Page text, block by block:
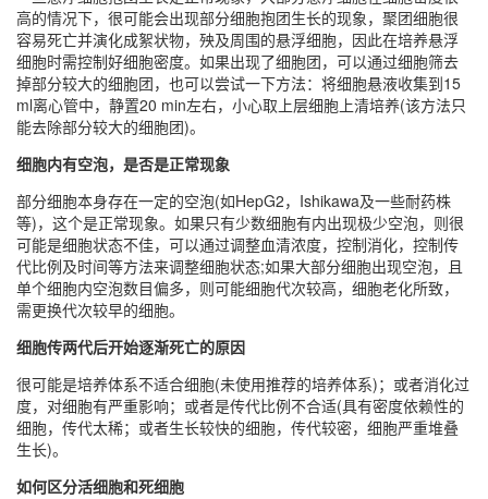
高的情况下，很可能会出现部分细胞抱团生长的现象，聚团细胞很
容易死亡并演化成絮状物，殃及周围的悬浮细胞，因此在培养悬浮
细胞时需控制好细胞密度。如果出现了细胞团，可以通过细胞筛去
掉部分较大的细胞团，也可以尝试一下方法：将细胞悬液收集到15
ml离心管中，静置20 min左右，小心取上层细胞上清培养(该方法只
能去除部分较大的细胞团)。
细胞内有空泡，是否是正常现象
部分细胞本身存在一定的空泡(如HepG2，Ishikawa及一些耐药株
等)，这个是正常现象。如果只有少数细胞有内出现极少空泡，则很
可能是细胞状态不佳，可以通过调整血清浓度，控制消化，控制传
代比例及时间等方法来调整细胞状态;如果大部分细胞出现空泡，且
单个细胞内空泡数目偏多，则可能细胞代次较高，细胞老化所致，
需更换代次较早的细胞。
细胞传两代后开始逐渐死亡的原因
很可能是培养体系不适合细胞(未使用推荐的培养体系)；或者消化过
度，对细胞有严重影响；或者是传代比例不合适(具有密度依赖性的
细胞，传代太稀；或者生长较快的细胞，传代较密，细胞严重堆叠
生长)。
如何区分活细胞和死细胞